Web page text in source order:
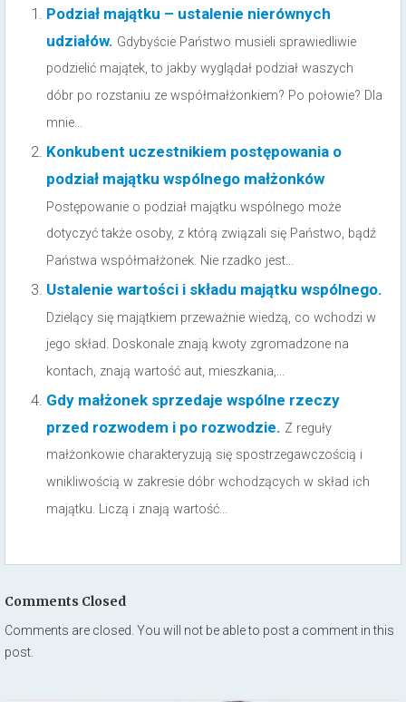
Podział majątku – ustalenie nierównych
udziałów. Gdybyście Państwo musieli sprawiedliwie
podzielić majątek, to jakby wyglądał podział waszych
dóbr po rozstaniu ze współmałżonkiem? Po połowie? Dla
mnie...
Konkubent uczestnikiem postępowania o
podział majątku wspólnego małżonków
Postępowanie o podział majątku wspólnego może
dotyczyć także osoby, z którą związali się Państwo, bądź
Państwa współmałżonek. Nie rzadko jest...
Ustalenie wartości i składu majątku wspólnego.
Dzielący się majątkiem przeważnie wiedzą, co wchodzi w
jego skład. Doskonale znają kwoty zgromadzone na
kontach, znają wartość aut, mieszkania,...
Gdy małżonek sprzedaje wspólne rzeczy
przed rozwodem i po rozwodzie. Z reguły
małżonkowie charakteryzują się spostrzegawczością i
wnikliwością w zakresie dóbr wchodzących w skład ich
majątku. Liczą i znają wartość...
Comments Closed
Comments are closed. You will not be able to post a comment in this
post.